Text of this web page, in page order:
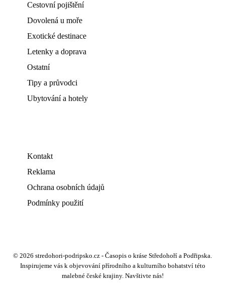
Cestovní pojištění
Dovolená u moře
Exotické destinace
Letenky a doprava
Ostatní
Tipy a průvodci
Ubytování a hotely
Kontakt
Reklama
Ochrana osobních údajů
Podmínky použití
© 2026 stredohori-podripsko.cz - Časopis o kráse Středohoří a Podřipska.
Inspirujeme vás k objevování přírodního a kulturního bohatství této
malebné české krajiny. Navštivte nás!